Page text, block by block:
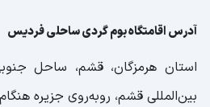
آدرس اقامتگاه بوم گردی ساحلی فردیس
استان هرمزگان، قشم، ساحل
بین‌المللی قشم، رو‌به‌روی جزیره هنگام